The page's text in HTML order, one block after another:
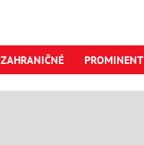
ZAHRANIČNÉ